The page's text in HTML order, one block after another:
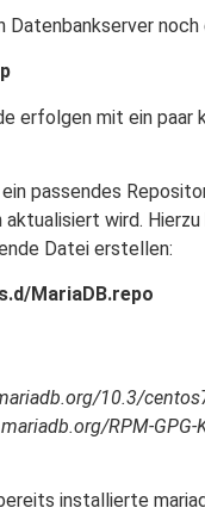
Datenbankserver noch
erfolgen mit ein paar
passendes
aktualisiert wird.
Datei erstellen:
MariaDB.repo
10.3/
RPM-GPG-
installierte